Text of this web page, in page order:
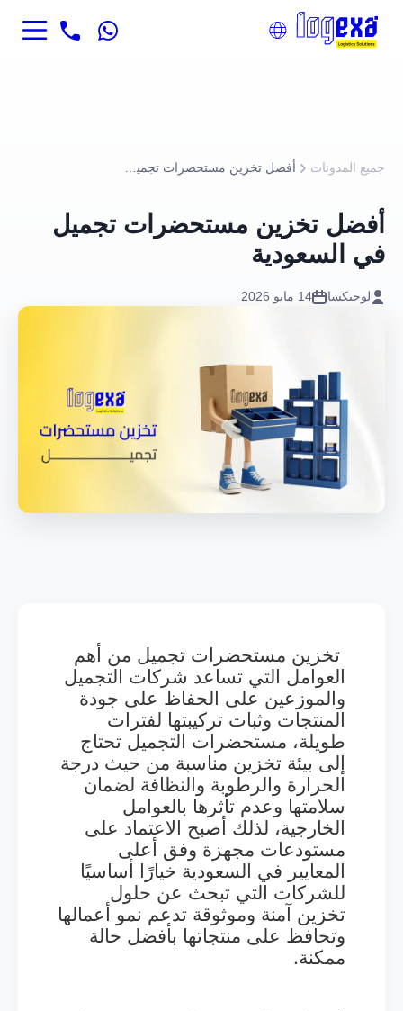
جميع المدونات
أفضل تخزين مستحضرات تجميل
في السعودية
لوجيكسا 14 مايو 2026
تخزين مستحضرات تجميل من أهم
العوامل التي تساعد شركات التجميل
والموزعين على الحفاظ على جودة
المنتجات وثبات تركيبتها لفترات
طويلة، مستحضرات التجميل تحتاج
إلى بيئة تخزين مناسبة من حيث درجة
الحرارة والرطوبة والنظافة لضمان
سلامتها وعدم تأثرها بالعوامل
الخارجية، لذلك أصبح الاعتماد على
مستودعات مجهزة وفق أعلى
المعايير في السعودية خيارًا أساسيًا
للشركات التي تبحث عن حلول
تخزين آمنة وموثوقة تدعم نمو أعمالها
وتحافظ على منتجاتها بأفضل حالة
ممكنة.